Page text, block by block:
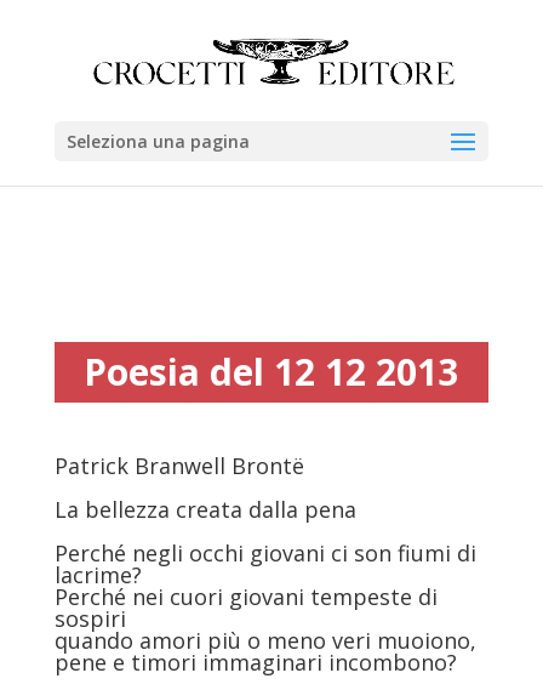
Seleziona una pagina
Poesia del 12 12 2013
Patrick Branwell Brontë
La bellezza creata dalla pena
Perché negli occhi giovani ci son fiumi di
lacrime?
Perché nei cuori giovani tempeste di
sospiri
quando amori più o meno veri muoiono,
pene e timori immaginari incombono?